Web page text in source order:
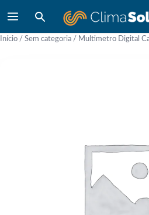
Início / Sem categoria / Multimetro Digital